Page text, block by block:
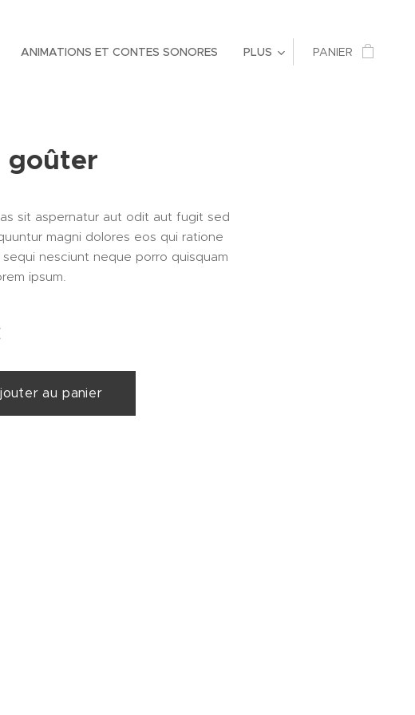
ANIMATIONS ET CONTES SONORES PLUS PANIER
goûter
sit aspernatur aut odit aut fugit sed
magni dolores eos qui ratione
nesciunt neque porro quisquam
ipsum.
au panier